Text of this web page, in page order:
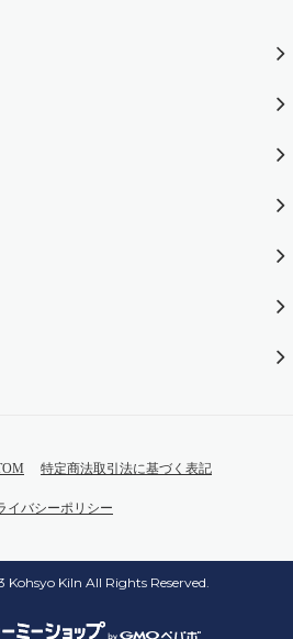
特定商法取引法に基づく表記
イバシーポリシー
Kiln All Rights Reserved.